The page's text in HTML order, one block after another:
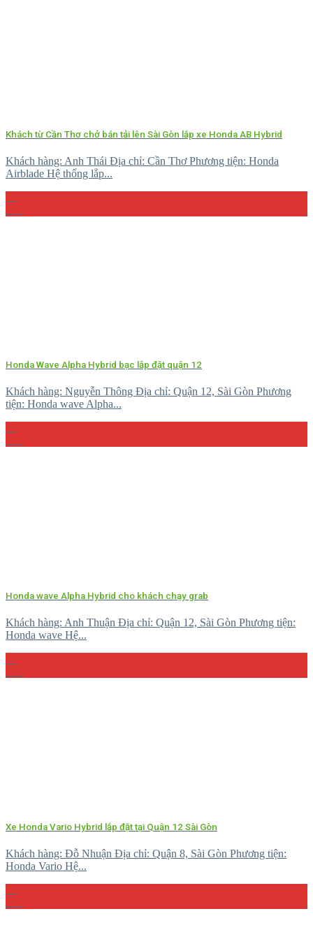
Khách từ Cần Thơ chở bán tải lên Sài Gòn lắp xe Honda AB Hybrid
Khách hàng: Anh Thái Địa chỉ: Cần Thơ Phương tiện: Honda
Airblade Hệ thống lắp...
Honda Wave Alpha Hybrid bạc lắp đặt quận 12
Khách hàng: Nguyễn Thông Địa chỉ: Quận 12, Sài Gòn Phương
tiện: Honda wave Alpha...
Honda wave Alpha Hybrid cho khách chạy grab
Khách hàng: Anh Thuận Địa chỉ: Quận 12, Sài Gòn Phương tiện:
Honda wave Hệ...
Xe Honda Vario Hybrid lắp đặt tại Quận 12 Sài Gòn
Khách hàng: Đỗ Nhuận Địa chỉ: Quận 8, Sài Gòn Phương tiện:
Honda Vario Hệ...